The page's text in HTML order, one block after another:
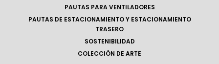
PAUTAS PARA VENTILADORES
PAUTAS DE ESTACIONAMIENTO Y ESTACIONAMIENTO
TRASERO
SOSTENIBILIDAD
COLECCIÓN DE ARTE